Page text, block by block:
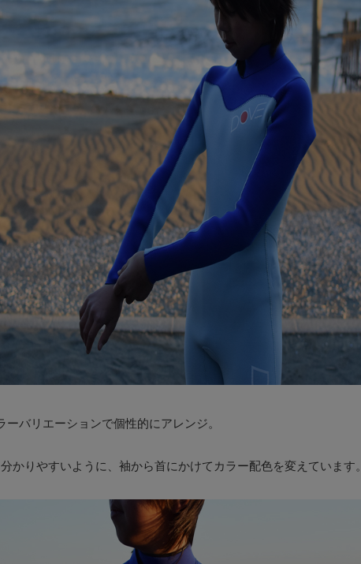
ーバリエーションで個性的にアレンジ。
かりやすいように、袖から首にかけてカラー配色を変えています。